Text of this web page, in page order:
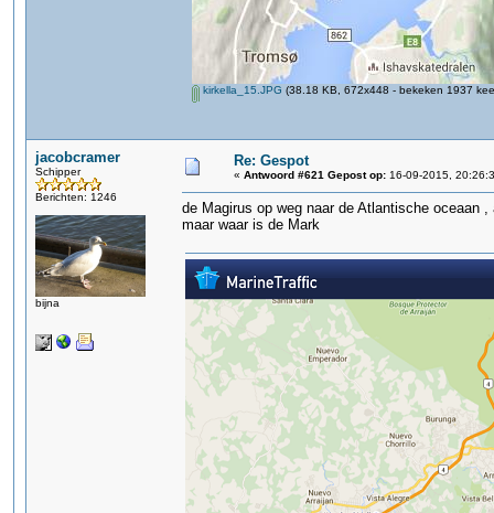
kirkella_15.JPG (38.18 KB, 672x448 - bekeken 1937
jacobcramer
Schipper
Berichten: 1246
bijna
Re: Gespot
« Antwoord #621 Gepost op: 16-09-2015,
de Magirus op weg naar de Atlantische oceaan
maar waar is de Mark